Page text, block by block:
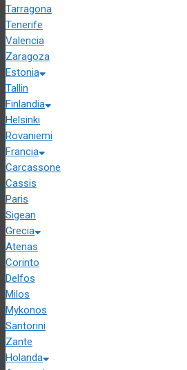
Tarragona
Tenerife
Valencia
Zaragoza
Estonia
Tallin
Finlandia
Helsinki
Rovaniemi
Francia
Carcassone
Cassis
Paris
Sigean
Grecia
Atenas
Corinto
Delfos
Milos
Mykonos
Santorini
Zante
Holanda